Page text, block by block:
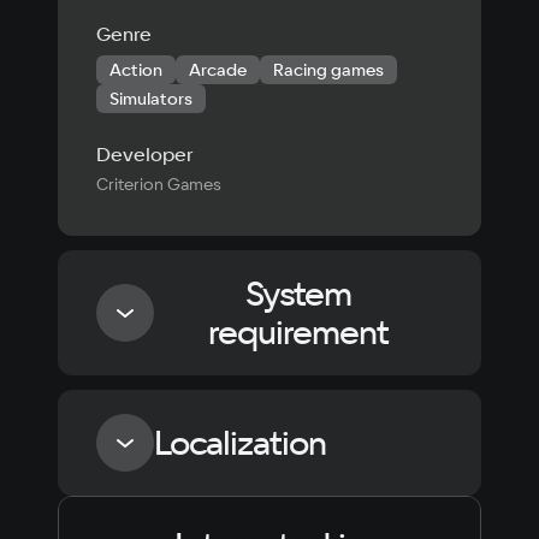
Genre
Action Arcade
Racing games
Simulators
Developer
Criterion Games
System
requirement
Minimum
Processor
Localization